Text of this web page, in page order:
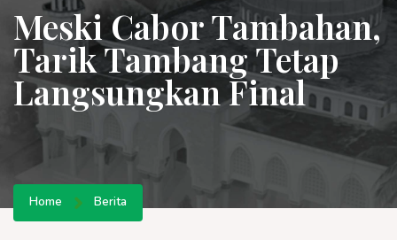
Meski Cabor Tambahan,
Tarik Tambang Tetap
Langsungkan Final
Home Berita